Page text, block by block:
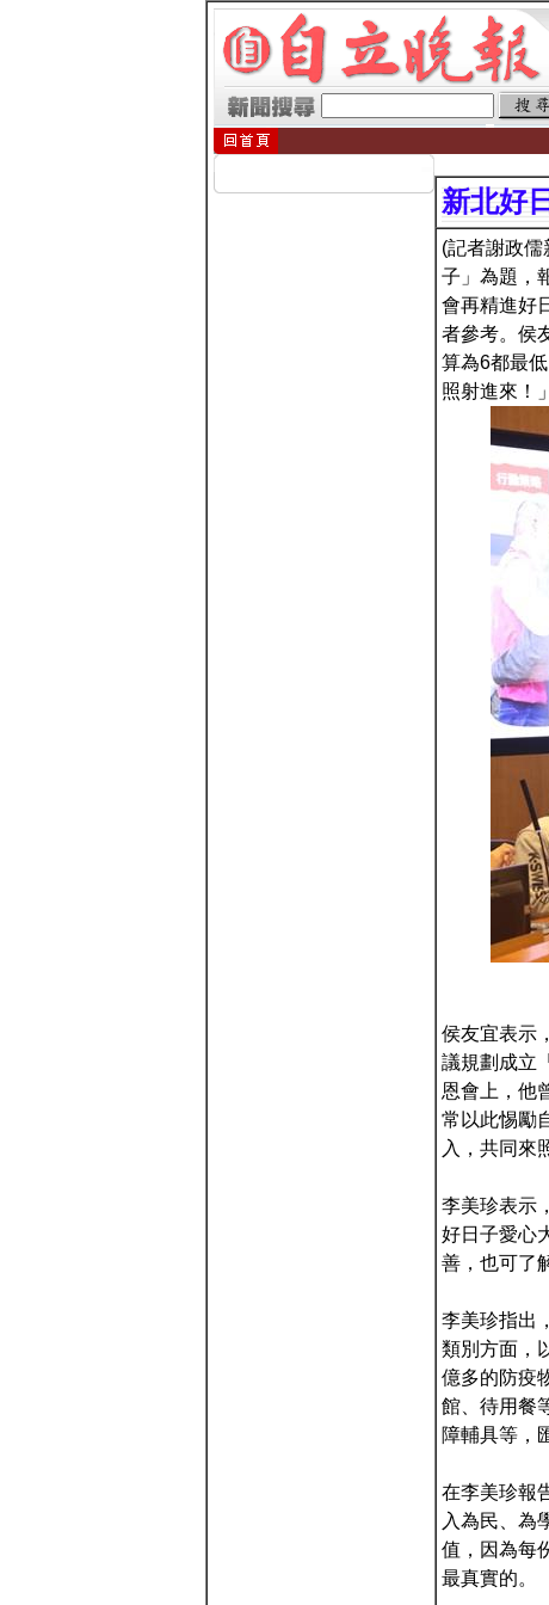
新北好
(記者謝政
子」為題，
會再精進好
者參考。侯
算為6都最
照射進來！
侯友宜表示
議規劃成立
恩會上，他
常以此惕勵
入，共同來
李美珍表示
好日子愛心
善，也可了
李美珍指出
類別方面，
億多的防疫
館、待用餐
障輔具等，
在李美珍報
入為民、為
值，因為每
最真實的。